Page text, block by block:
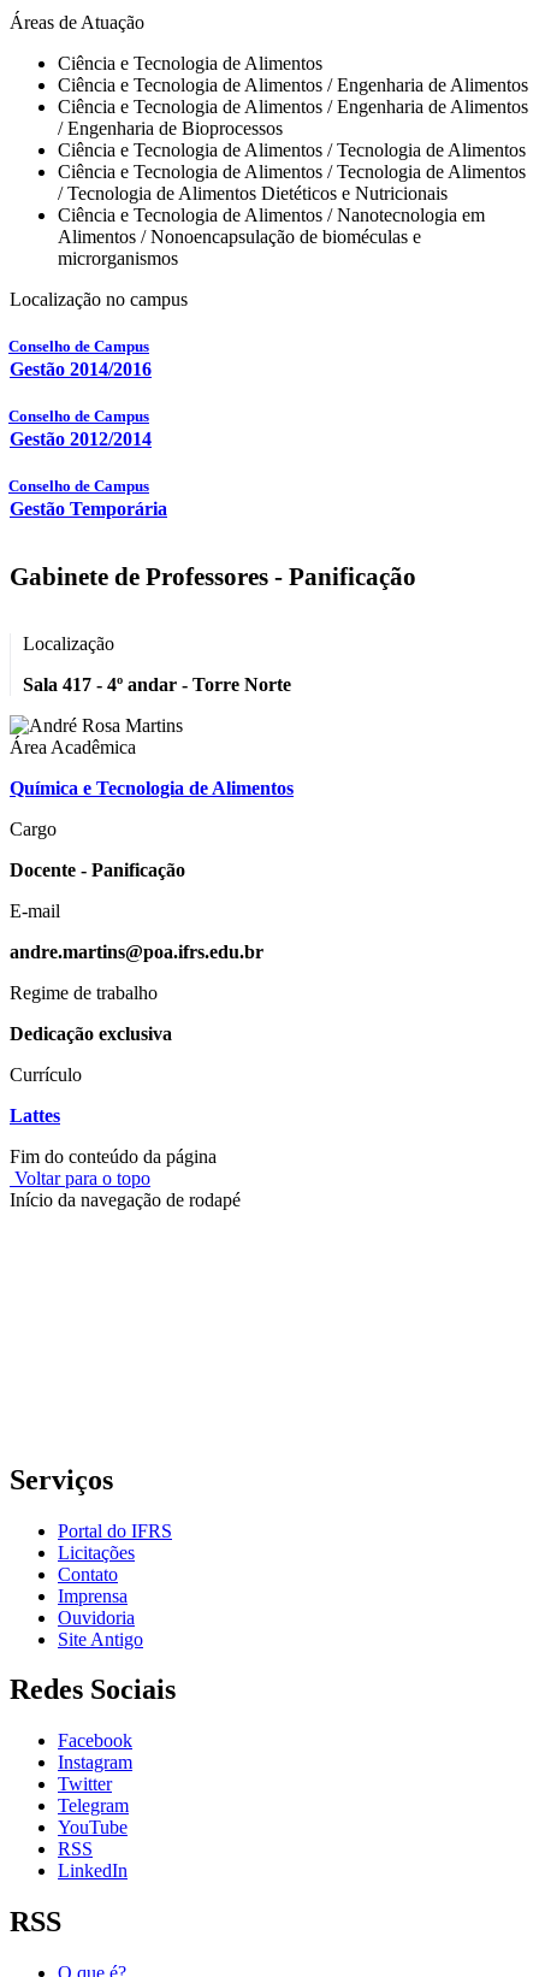
Áreas de Atuação
Ciência e Tecnologia de Alimentos
Ciência e Tecnologia de Alimentos / Engenharia de Alimentos
Ciência e Tecnologia de Alimentos / Engenharia de Alimentos
/ Engenharia de Bioprocessos
Ciência e Tecnologia de Alimentos / Tecnologia de Alimentos
Ciência e Tecnologia de Alimentos / Tecnologia de Alimentos
/ Tecnologia de Alimentos Dietéticos e Nutricionais
Ciência e Tecnologia de Alimentos / Nanotecnologia em
Alimentos / Nonoencapsulação de bioméculas e
microrganismos
Localização no campus
Conselho de Campus
Gestão 2014/2016
Conselho de Campus
Gestão 2012/2014
Conselho de Campus
Gestão Temporária
Gabinete de Professores - Panificação
Localização
Sala 417 - 4º andar - Torre Norte
Área Acadêmica
Química e Tecnologia de Alimentos
Cargo
Docente - Panificação
E-mail
andre.martins@poa.ifrs.edu.br
Regime de trabalho
Dedicação exclusiva
Currículo
Lattes
Fim do conteúdo da página
Voltar para o topo
Início da navegação de rodapé
Serviços
Portal do IFRS
Licitações
Contato
Imprensa
Ouvidoria
Site Antigo
Redes Sociais
Facebook
Instagram
Twitter
Telegram
YouTube
RSS
LinkedIn
RSS